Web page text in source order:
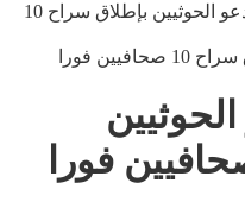
العفو الدولية تدعو الحوثيين بإطلاق سراح 10
الحوثيين